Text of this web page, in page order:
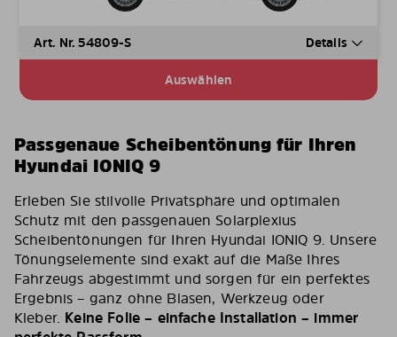
Art. Nr. 54809-S Details
Auswählen
Passgenaue Scheibentönung für Ihren
Hyundai IONIQ 9
Erleben Sie stilvolle Privatsphäre und optimalen
Schutz mit den passgenauen Solarplexius
Scheibentönungen für Ihren Hyundai IONIQ 9. Unsere
Tönungselemente sind exakt auf die Maße Ihres
Fahrzeugs abgestimmt und sorgen für ein perfektes
Ergebnis – ganz ohne Blasen, Werkzeug oder
Kleber. Keine Folie – einfache Installation – immer